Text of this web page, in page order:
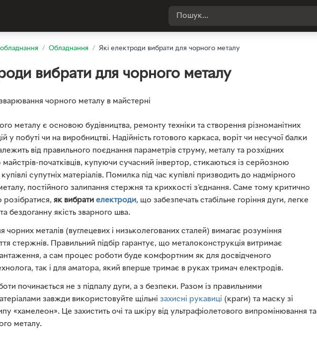
/ Обладнання / Які електроди вибрати для чорного металу
вибрати для чорного металу
металу є основою будівництва, ремонту техніки та створення різноманітних
у побуті чи на виробництві. Надійність готового каркаса, воріт чи несучої балки
від правильного поєднання параметрів струму, металу та розхідних
майстрів-початківців, купуючи сучасний інвертор, стикаються із серйозною
супутніх матеріалів. Помилка під час купівлі призводить до надмірного
постійного залипання стержня та крихкості з'єднання. Саме тому критично
розібратися, як вибрати електроди, що забезпечать стабільне горіння дуги, легке
бездоганну якість зварного шва.
чорних металів (вуглецевих і низьколегованих сталей) вимагає розуміння
стержнів. Правильний підбір гарантує, що металоконструкція витримає
а сам процес роботи буде комфортним як для досвідченого
так і для аматора, який вперше тримає в руках тримач електродів.
починається не з підпалу дуги, а з безпеки. Разом із правильними
завжди використовуйте щільні захисні рукавиці (краги) та маску зі
«хамелеон». Це захистить очі та шкіру від ультрафіолетового випромінювання та
металу.